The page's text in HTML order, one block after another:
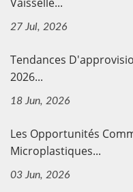
Vaisselle...
27 Jul, 2026
Tendances
2026...
18 Jun, 2026
Les Opportunités
Microplastiques...
03 Jun, 2026